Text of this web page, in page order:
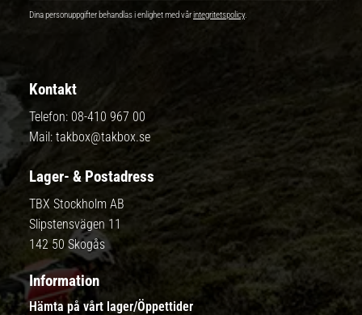
Dina personuppgifter behandlas i enlighet med vårintegritetspolicy.
Kontakt
Telefon: 08-410 967 00
Mail: takbox@takbox.se
Lager- & Postadress
TBX Stockholm AB
Slipstensvägen 11
142 50 Skogås
Information
Hämta på vårt lager/Öppettider